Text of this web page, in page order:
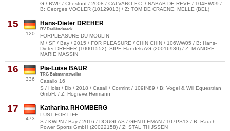
G / BWP / Chestnut / 2008 / CALVARO F.C. / NABAB DE REVE / 104EW09 /
B: Georges VOGLER (10129013) / Z: TOM DE CRAENE, MELLE (BEL)
15
120
Hans-Dieter DREHER
RV Dreiländereck
FORPLEASURE DU MOULIN
M / SF / Bay / 2015 / FOR PLEASURE / CHIN CHIN / 106WW05 / B: Hans-
Dieter DREHER (10001552), SIPE Handels AG (20016930) / Z: M ANDRE-
MARIE MASSIN
16
336
Pia-Luise BAUR
TRG Baltmannsweiler
Casallo 16
S / Holst / Db / 2018 / Casall / Cormint / 109IN89 / B: Vogel & Will Equestrian
GmbH, / Z: Hogreve,Hermann
17
473
Katharina RHOMBERG
LUST FOR LIFE
S / KWPN / Bay / 2016 / DOUGLAS / GENTLEMAN / 107PS13 / B: Rauch
Power Sports GmbH (20022158) / Z: STAL THIJSSEN